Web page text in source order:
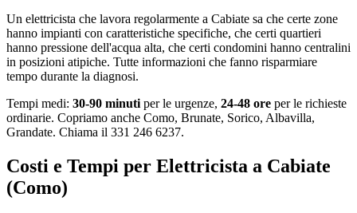
Un elettricista che lavora regolarmente a Cabiate sa che certe zone
hanno impianti con caratteristiche specifiche, che certi quartieri
hanno pressione dell'acqua alta, che certi condomini hanno centralini
in posizioni atipiche. Tutte informazioni che fanno risparmiare
tempo durante la diagnosi.
Tempi medi: 30-90 minuti per le urgenze, 24-48 ore per le richieste
ordinarie. Copriamo anche Como, Brunate, Sorico, Albavilla,
Grandate. Chiama il 331 246 6237.
Costi e Tempi per Elettricista a Cabiate
(Como)